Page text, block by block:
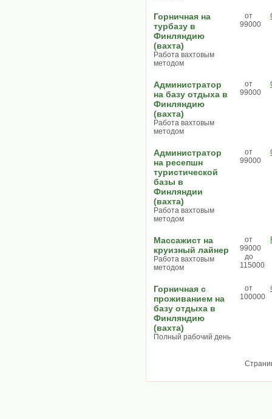
Горничная на
турбазу в
Финляндию
(вахта)
Работа вахтовым
методом
от
99000
Администратор
на базу отдыха в
Финляндию
(вахта)
Работа вахтовым
методом
от
99000
Администратор
на ресепшн
туристической
базы в
Финляндии
(вахта)
Работа вахтовым
методом
от
99000
Массажист на
круизный лайнер
Работа вахтовым
методом
от
99000
до
115000
Горничная с
проживанием на
базу отдыха в
Финляндию
(вахта)
Полный рабочий день
от
100000